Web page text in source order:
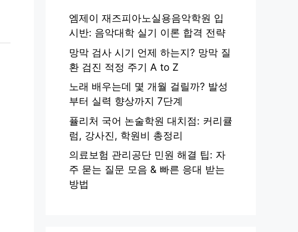
엠제이 재즈피아노실용음악학원 입
시반: 음악대학 실기 이론 합격 전략
망막 검사 시기 언제 하는지? 망막 질
환 검진 적정 주기 A to Z
노래 배우는데 몇 개월 걸릴까? 발성
부터 실력 향상까지 7단계
퓰리처 국어 논술학원 대치점: 커리큘
럼, 강사진, 학원비 총정리
의료보험 관리공단 민원 해결 팁: 자
주 묻는 질문 모음 & 빠른 응대 받는
방법